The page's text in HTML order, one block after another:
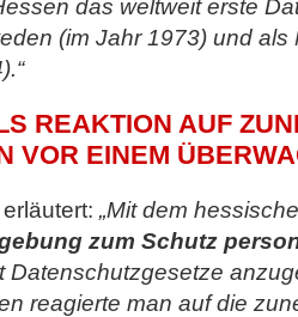
das weltweit erste
(im Jahr 1973) und als
REAKTION AUF
VOR EINEM
„Mit dem
zum Schutz
Datenschutzgesetze
reagierte man auf die